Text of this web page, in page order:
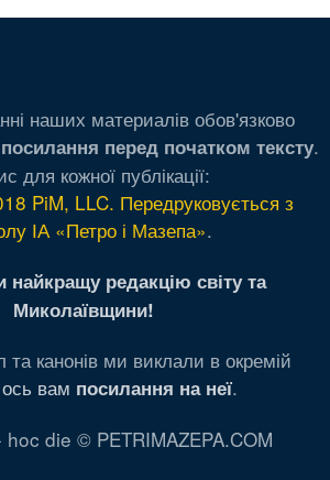
наших материалів обов'язково
посилання перед початком тексту.
для кожної публікації:
PiM, LLC. Передруковується з
ІА «Петро і Мазепа».
найкращу редакцію світу та
Миколаївщини!
канонів ми виклали в окремій
ось вам посилання на неї.
die © PETRIMAZEPA.COM